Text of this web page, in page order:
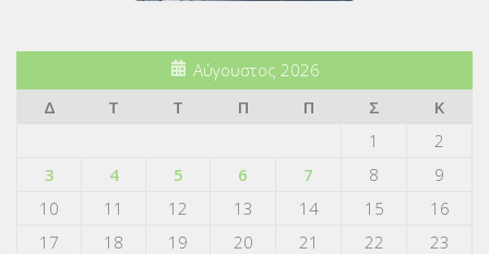
Αύγουστος 2026
Δ
Τ Τ Π Π Σ
Κ
1
2
3
4 5 6 7 8
9
10
11 12 13 14 15
16
17
18 19 20 21 22
23